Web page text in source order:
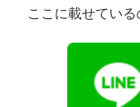
ここに載せてい